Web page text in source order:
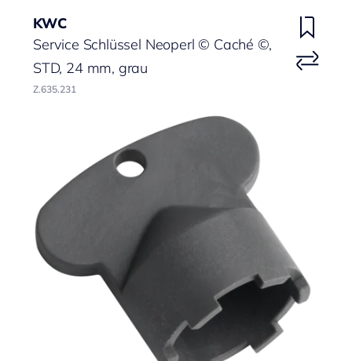
KWC
Service Schlüssel Neoperl © Caché ©,
STD, 24 mm, grau
Z.635.231